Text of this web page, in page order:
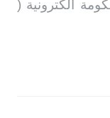
الكترونية (